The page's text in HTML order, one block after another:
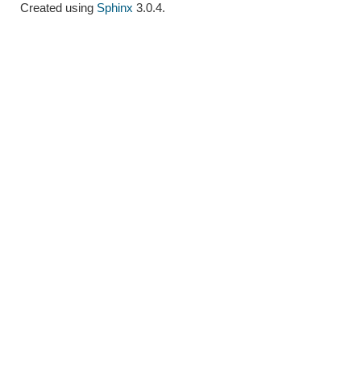
Created using Sphinx 3.0.4.